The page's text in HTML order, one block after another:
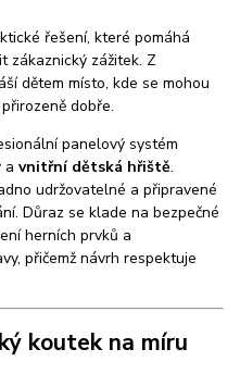
řešení, které pomáhá
zákaznický zážitek. Z
dětem místo, kde se mohou
dobře.
panelový systém
a vnitřní dětská hřiště.
udržovatelné a připravené
Důraz se klade na bezpečné
herních prvků a
přičemž návrh respektuje
koutek na míru